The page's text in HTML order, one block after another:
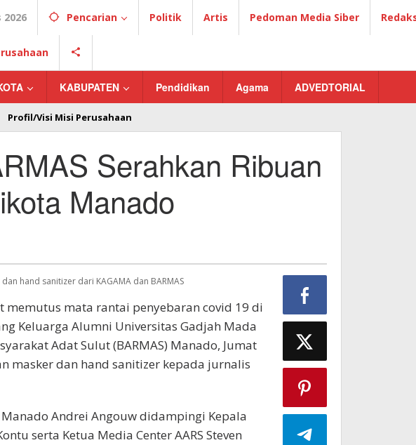
Pencarian Politik Artis Pedoman Media Siber
KABUPATEN Pendidikan Agama ADVEDTORIAL
Profil/Visi Misi Perusahaan
Serahkan Ribuan
Manado
hand sanitizer dari KAGAMA dan BARMAS
memutus mata rantai penyebaran covid 19 di
Keluarga Alumni Universitas Gadjah Mada
Adat Sulut (BARMAS) Manado, Jumat
masker dan hand sanitizer kepada jurnalis
Andrei Angouw didampingi Kepala
serta Ketua Media Center AARS Steven